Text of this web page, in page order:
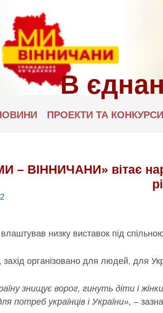
ПРОЕКТИ ТА КОНКУРСИ
– ВІННИЧАНИ» вітає
низку виставок під
організовано для людей, для
знищує ворог, гинуть діти і
потреб українців і України», –